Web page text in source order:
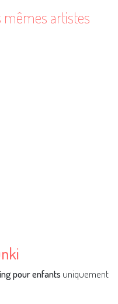
mêmes artistes
pour enfants uniquement